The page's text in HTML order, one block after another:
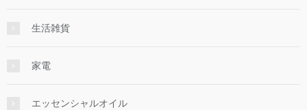
生活雑貨
家電
エッセンシャルオイル